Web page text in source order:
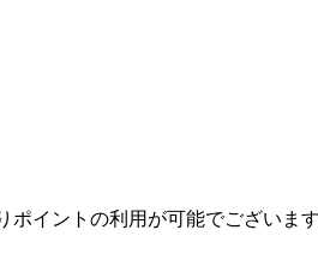
イントの利用が可能でございます